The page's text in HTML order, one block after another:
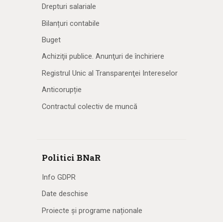
Drepturi salariale
Bilanțuri contabile
Buget
Achiziţii publice. Anunţuri de închiriere
Registrul Unic al Transparenţei Intereselor
Anticorupție
Contractul colectiv de muncă
Politici BNaR
Info GDPR
Date deschise
Proiecte și programe naționale